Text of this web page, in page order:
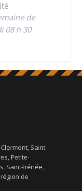
de
08 h 30
Saint-
Petite-
Saint-Irénée,
de